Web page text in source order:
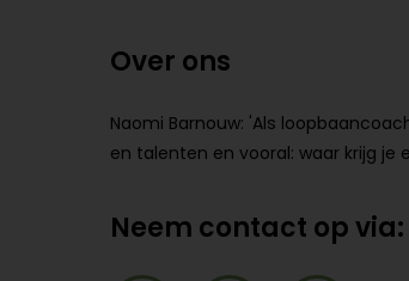
Over ons
Naomi Barnouw: 'Als
en talenten en vooral: waar krijg je
Neem contact op via: